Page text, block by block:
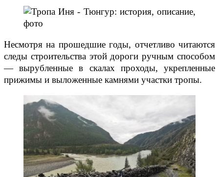
Несмотря на прошедшие годы, отчетливо читаются
следы строительства этой дороги ручным способом
— вырубленные в скалах проходы, укрепленные
прижимы и выложенные камнями участки тропы.